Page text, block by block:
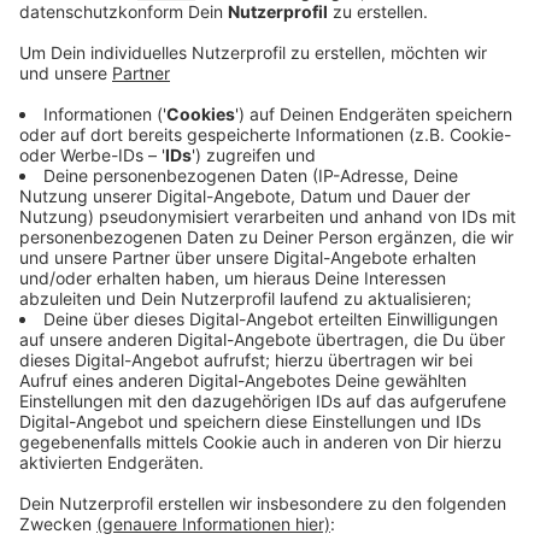
Wer und wie nächstes Jahr den Elberfelder
entscheiden sein. Die Bezirksvertretung
Elberfeld hat gestern Abend (02.07.) die
Durchführung eines Weinfestes auf dem
Laurentiusplatz - wie er es plant - abgelehnt.
Also wird es auch diese Alternative nicht
geben.
Geplant war laut dem Veranstalter ein Fest mit
Weinbuden, Essens-Ständen und einem
abwechslungsreichen Programm mit DJs.
Veröffentlicht:Donnerstag, 03.07.2025 09:42
Anzeige